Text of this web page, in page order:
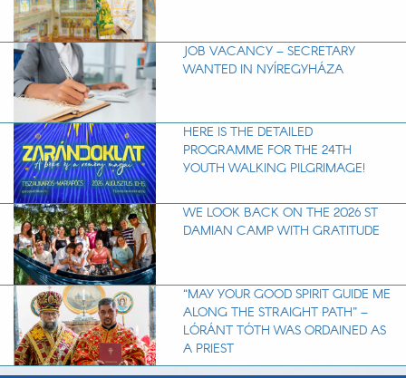
JOB VACANCY – SECRETARY
WANTED IN NYÍREGYHÁZA
HERE IS THE DETAILED
PROGRAMME FOR THE 24TH
YOUTH WALKING PILGRIMAGE!
WE LOOK BACK ON THE 2026 ST
DAMIAN CAMP WITH GRATITUDE
“MAY YOUR GOOD SPIRIT GUIDE ME
ALONG THE STRAIGHT PATH” –
LÓRÁNT TÓTH WAS ORDAINED AS
A PRIEST